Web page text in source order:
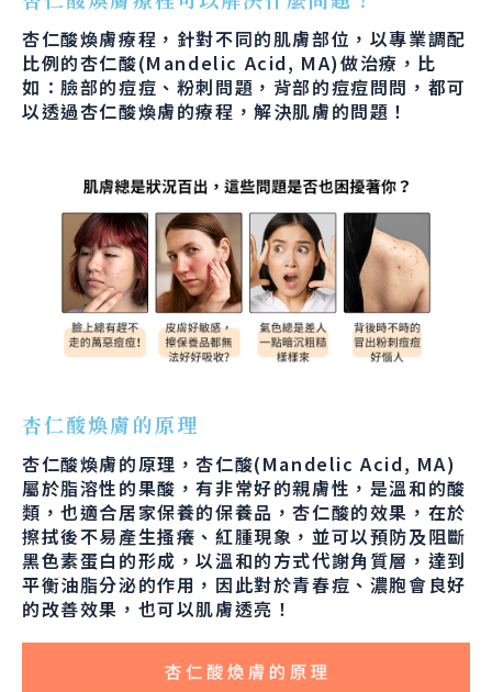
杏仁酸煥膚療程，針對不同的肌膚部位，以專業調配
比例的杏仁酸(Mandelic Acid, MA)做治療，比
如：臉部的痘痘、粉刺問題，背部的痘痘問問，都可
以透過杏仁酸煥膚的療程，解決肌膚的問題！
杏仁酸煥膚的原理
杏仁酸煥膚的原理，杏仁酸(Mandelic Acid, MA)
屬於脂溶性的果酸，有非常好的親膚性，是溫和的酸
類，也適合居家保養的保養品，杏仁酸的效果，在於
擦拭後不易產生搔癢、紅腫現象，並可以預防及阻斷
黑色素蛋白的形成，以溫和的方式代謝角質層，達到
平衡油脂分泌的作用，因此對於青春痘、濃胞會良好
的改善效果，也可以肌膚透亮！